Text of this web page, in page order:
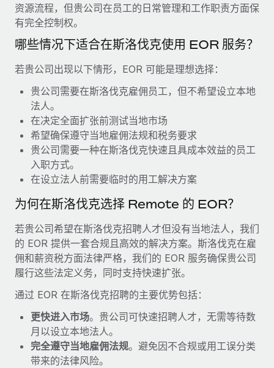
合规守望台
防范合规风险
设备管理
在全球范围内配置和跟踪 IT 设备
实体设立
快速建立合规实体
人员调配与搬迁
轻松搬迁员工
福利
博客
EOR compliance
As the global workforce continues to expand in response
to the demands of today’s labor market, the...
了解更多
What a Workday global payroll implementation
actually looks like
Most teams hear "payroll implementation" and picture a
了解更多
资源流程，但贵公司在员工的日常管理和工作职责方面保
有完全控制权。
哪些情况下适合在斯洛伐克使用 EOR 服务？
若贵公司出现以下情形，EOR 可能是理想选择：
贵公司需要在斯洛伐克雇佣员工，但不希望设立本地
法人。
在决定全面扩张前测试当地市场
希望确保遵守当地雇佣法规和税务要求
贵公司需要一种在斯洛伐克快速且具成本效益的员工
入职方式。
在设立法人前需要临时的用工解决方案
为何在斯洛伐克选择 Remote 的 EOR？
若贵公司希望在斯洛伐克招聘人才但没有当地法人，我们
的 EOR 提供一套合规且高效的解决方案。斯洛伐克在雇
佣和薪资税方面法律严格，我们的 EOR 服务确保贵公司
履行这些法定义务，同时支持快速扩张。
通过 EOR 在斯洛伐克招聘的主要优势包括：
更快进入市场。贵公司可快速招聘人才，无需等待数
月以设立本地法人。
完全遵守当地雇佣法规。避免因不合规或用工误分类
带来的法律风险。